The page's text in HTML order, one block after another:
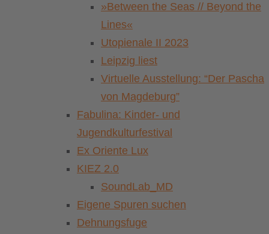
»Between the Seas // Beyond the
Lines«
Utopienale II 2023
Leipzig liest
Virtuelle Ausstellung: “Der Pascha
von Magdeburg”
Fabulina: Kinder- und
Jugendkulturfestival
Ex Oriente Lux
KIEZ 2.0
SoundLab_MD
Eigene Spuren suchen
Dehnungsfuge